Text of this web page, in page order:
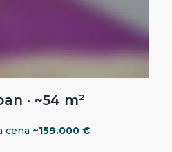
· ~54 m²
cena ~159.000 €